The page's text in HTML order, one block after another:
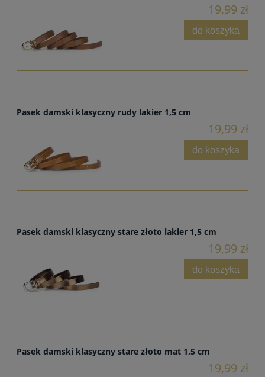
19,99 zł
do koszyka
Pasek damski klasyczny rudy lakier 1,5 cm
19,99 zł
do koszyka
Pasek damski klasyczny stare złoto lakier 1,5 cm
19,99 zł
do koszyka
Pasek damski klasyczny stare złoto mat 1,5 cm
19,99 zł